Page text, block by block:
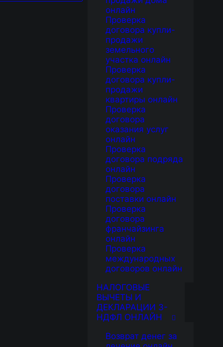
онлайн
Проверка
договора купли-
продажи
земельного
участка онлайн
Проверка
договора купли-
продажи
квартиры онлайн
Проверка
договора
оказания услуг
онлайн
Проверка
договора подряда
онлайн
Проверка
договора
поставки онлайн
Проверка
договора
франчайзинга
онлайн
Проверка
международных
договоров онлайн
НАЛОГОВЫЕ
ВЫЧЕТЫ И
ДЕКЛАРАЦИИ 3-
НДФЛ ОНЛАЙН
Возврат денег за